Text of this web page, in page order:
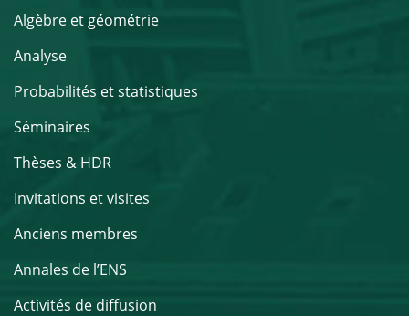
Algèbre et géométrie
Analyse
Probabilités et statistiques
Séminaires
Thèses & HDR
Invitations et visites
Anciens membres
Annales de l’ENS
Activités de diffusion